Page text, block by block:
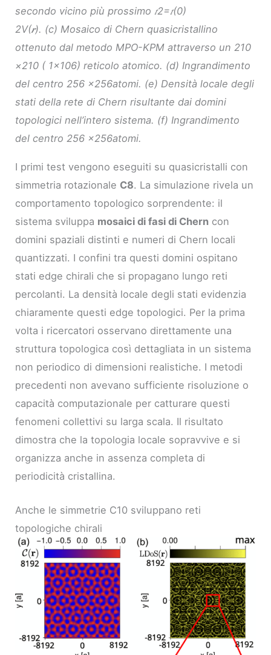
secondo vicino più prossimo 𝑡2=𝑡(0)
2⁢V⁡(𝒓). (c) Mosaico di Chern quasicristallino
ottenuto dal metodo MPO-KPM attraverso un 210
×210 ( 1×106) reticolo atomico. (d) Ingrandimento
del centro 256 ×256atomi. (e) Densità locale degli
stati della rete di Chern risultante dai domini
topologici nell’intero sistema. (f) Ingrandimento
del centro 256 ×256atomi.
I primi test vengono eseguiti su quasicristalli con
simmetria rotazionale C8. La simulazione rivela un
comportamento topologico sorprendente: il
sistema sviluppa mosaici di fasi di Chern con
domini spaziali distinti e numeri di Chern locali
quantizzati. I confini tra questi domini ospitano
stati edge chirali che si propagano lungo reti
percolanti. La densità locale degli stati evidenzia
chiaramente questi edge topologici. Per la prima
volta i ricercatori osservano direttamente una
struttura topologica così dettagliata in un sistema
non periodico di dimensioni realistiche. I metodi
precedenti non avevano sufficiente risoluzione o
capacità computazionale per catturare questi
fenomeni collettivi su larga scala. Il risultato
dimostra che la topologia locale sopravvive e si
organizza anche in assenza completa di
periodicità cristallina.
Anche le simmetrie C10 sviluppano reti
topologiche chirali